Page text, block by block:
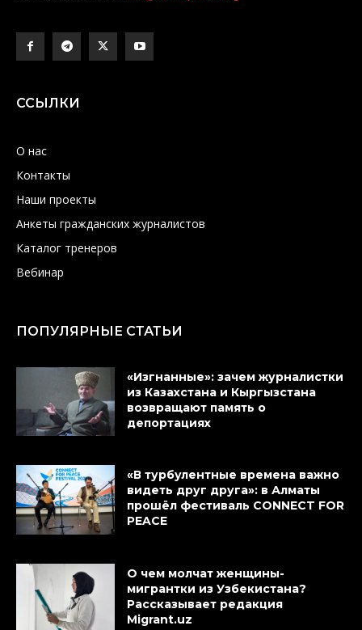
ССЫЛКИ
О нас
Контакты
Наши проекты
Анкеты гражданских журналистов
Каталог тренеров
Вебинар
ПОПУЛЯРНЫЕ СТАТЬИ
«Изгнанные»: зачем журналистки
из Казахстана и Кыргызстана
возвращают память о
депортациях
«В турбулентные времена важно
видеть друг друга»: в Алматы
прошёл фестиваль CONNECT FOR
PEACE
О чем молчат женщины-
мигрантки из Узбекистана?
Рассказывает редакция
Migrant.uz